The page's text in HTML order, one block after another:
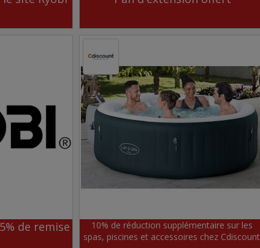
de remise
10% de réduction supplémentaire sur les
spas, piscines et accessoires chez Cdiscount